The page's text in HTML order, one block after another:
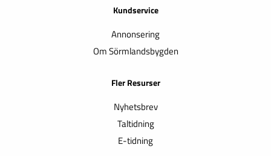
Kundservice
Annonsering
Om Sörmlandsbygden
Fler Resurser
Nyhetsbrev
Taltidning
E-tidning